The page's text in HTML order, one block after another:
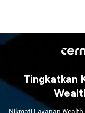
Tingkatkan
Nikmati Layanan